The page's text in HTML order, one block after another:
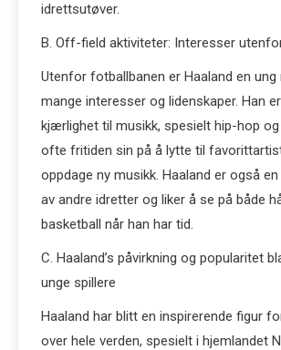
idrettsutøver.
B. Off-field aktiviteter: Interesser
Utenfor fotballbanen er Haaland en ung
mange interesser og lidenskaper. Han
kjærlighet til musikk, spesielt hip-hop
ofte fritiden sin på å lytte til
oppdage ny musikk. Haaland er også
av andre idretter og liker å se på både
basketball når han har tid.
C. Haaland’s påvirkning og popularitet
unge spillere
Haaland har blitt en inspirerende figur
over hele verden, spesielt i hjemlandet